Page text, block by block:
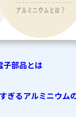
子部品とは
ぎるアルミニウム